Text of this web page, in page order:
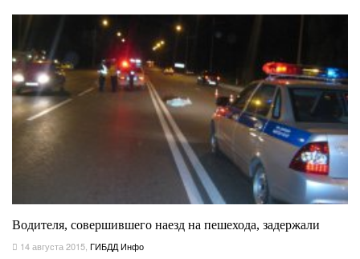
Водителя, совершившего наезд на пешехода, задержали
14 августа 2015 ГИБДД Инфо